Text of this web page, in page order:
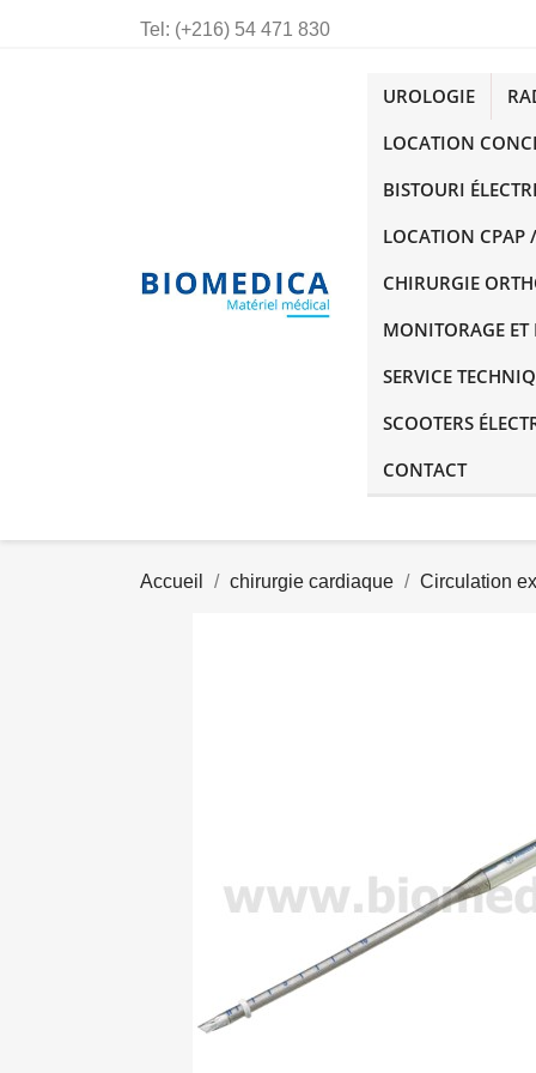
Tel: (+216) 54 471 830
UROLOGIE
LOCATION
BISTOURI
LOCATION CPAP
CHIRURGIE
MONITORAGE ET
SERVICE
SCOOTERS
CONTACT
Accueil chirurgie cardiaque Circulation